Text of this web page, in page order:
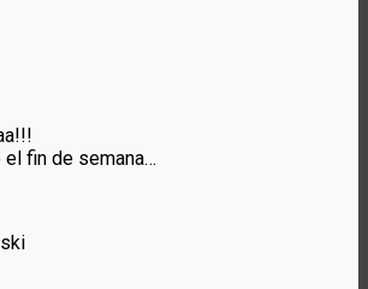
el fin de semana…